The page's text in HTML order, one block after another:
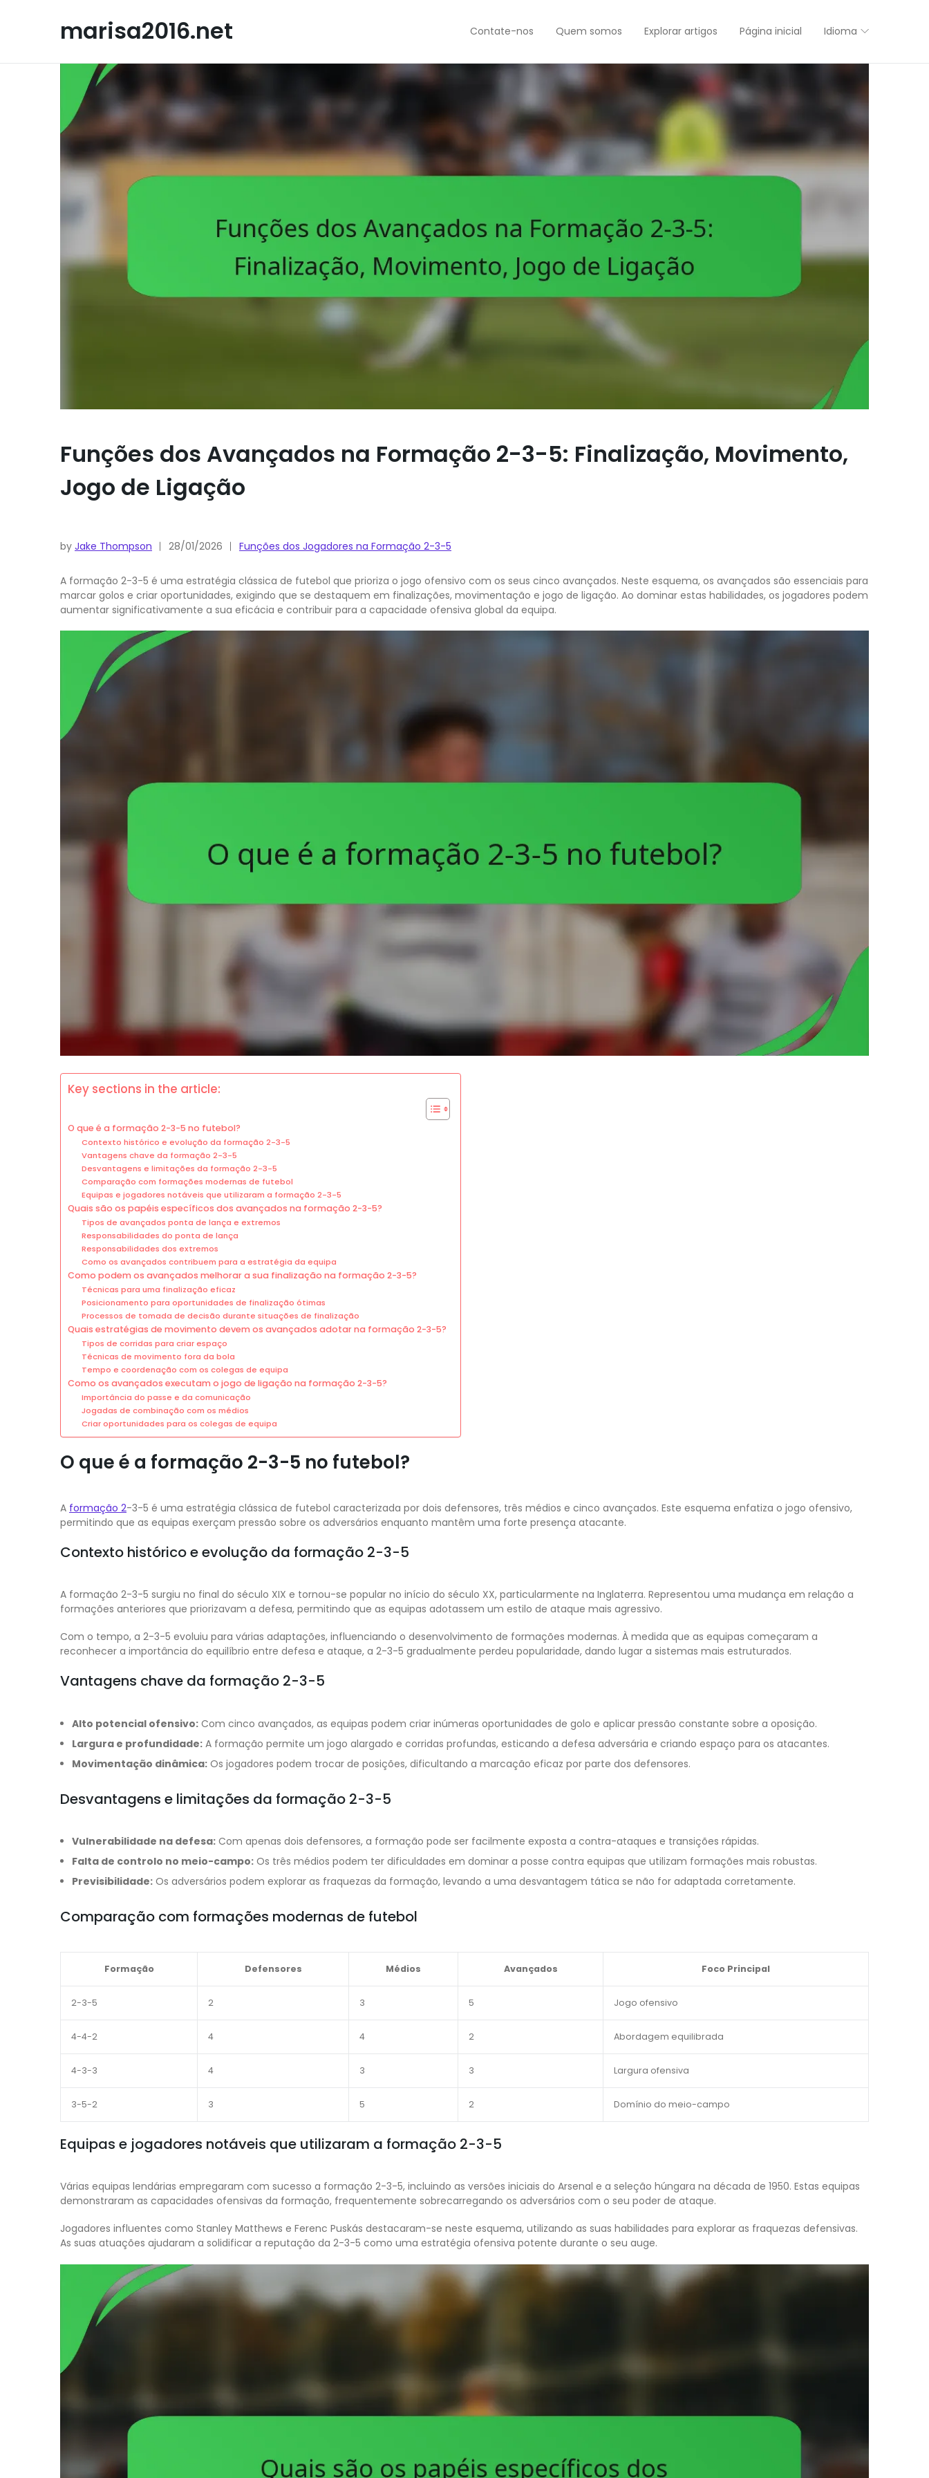
marisa2016.net Contate-nos Quem somos Explorar artigos Página inicial Idioma
Funções dos Avançados na Formação 2-3-5: Finalização, Movimento,
Jogo de Ligação
by Jake Thompson 28/01/2026 Funções dos Jogadores na Formação 2-3-5
A formação 2-3-5 é uma estratégia clássica de futebol que prioriza o jogo ofensivo com os seus cinco avançados. Neste esquema, os avançados são essenciais para
marcar golos e criar oportunidades, exigindo que se destaquem em finalizações, movimentação e jogo de ligação. Ao dominar estas habilidades, os jogadores podem
aumentar significativamente a sua eficácia e contribuir para a capacidade ofensiva global da equipa.
Key sections in the article:
O que é a formação 2-3-5 no futebol?
Contexto histórico e evolução da formação 2-3-5
Vantagens chave da formação 2-3-5
Desvantagens e limitações da formação 2-3-5
Comparação com formações modernas de futebol
Equipas e jogadores notáveis que utilizaram a formação 2-3-5
Quais são os papéis específicos dos avançados na formação 2-3-5?
Tipos de avançados ponta de lança e extremos
Responsabilidades do ponta de lança
Responsabilidades dos extremos
Como os avançados contribuem para a estratégia da equipa
Como podem os avançados melhorar a sua finalização na formação 2-3-5?
Técnicas para uma finalização eficaz
Posicionamento para oportunidades de finalização ótimas
Processos de tomada de decisão durante situações de finalização
Quais estratégias de movimento devem os avançados adotar na formação 2-3-5?
Tipos de corridas para criar espaço
Técnicas de movimento fora da bola
Tempo e coordenação com os colegas de equipa
Como os avançados executam o jogo de ligação na formação 2-3-5?
Importância do passe e da comunicação
Jogadas de combinação com os médios
Criar oportunidades para os colegas de equipa
O que é a formação 2-3-5 no futebol?
A formação 2-3-5 é uma estratégia clássica de futebol caracterizada por dois defensores, três médios e cinco avançados. Este esquema enfatiza o jogo ofensivo,
permitindo que as equipas exerçam pressão sobre os adversários enquanto mantêm uma forte presença atacante.
Contexto histórico e evolução da formação 2-3-5
A formação 2-3-5 surgiu no final do século XIX e tornou-se popular no início do século XX, particularmente na Inglaterra. Representou uma mudança em relação a
formações anteriores que priorizavam a defesa, permitindo que as equipas adotassem um estilo de ataque mais agressivo.
Com o tempo, a 2-3-5 evoluiu para várias adaptações, influenciando o desenvolvimento de formações modernas. À medida que as equipas começaram a
reconhecer a importância do equilíbrio entre defesa e ataque, a 2-3-5 gradualmente perdeu popularidade, dando lugar a sistemas mais estruturados.
Vantagens chave da formação 2-3-5
Alto potencial ofensivo: Com cinco avançados, as equipas podem criar inúmeras oportunidades de golo e aplicar pressão constante sobre a oposição.
Largura e profundidade: A formação permite um jogo alargado e corridas profundas, esticando a defesa adversária e criando espaço para os atacantes.
Movimentação dinâmica: Os jogadores podem trocar de posições, dificultando a marcação eficaz por parte dos defensores.
Desvantagens e limitações da formação 2-3-5
Vulnerabilidade na defesa: Com apenas dois defensores, a formação pode ser facilmente exposta a contra-ataques e transições rápidas.
Falta de controlo no meio-campo: Os três médios podem ter dificuldades em dominar a posse contra equipas que utilizam formações mais robustas.
Previsibilidade: Os adversários podem explorar as fraquezas da formação, levando a uma desvantagem tática se não for adaptada corretamente.
Comparação com formações modernas de futebol
Formação Defensores Médios Avançados Foco Principal
2-3-5 2 3 5 Jogo ofensivo
4-4-2 4 4 2 Abordagem equilibrada
4-3-3 4 3 3 Largura ofensiva
3-5-2 3 5 2 Domínio do meio-campo
Equipas e jogadores notáveis que utilizaram a formação 2-3-5
Várias equipas lendárias empregaram com sucesso a formação 2-3-5, incluindo as versões iniciais do Arsenal e a seleção húngara na década de 1950. Estas equipas
demonstraram as capacidades ofensivas da formação, frequentemente sobrecarregando os adversários com o seu poder de ataque.
Jogadores influentes como Stanley Matthews e Ferenc Puskás destacaram-se neste esquema, utilizando as suas habilidades para explorar as fraquezas defensivas.
As suas atuações ajudaram a solidificar a reputação da 2-3-5 como uma estratégia ofensiva potente durante o seu auge.